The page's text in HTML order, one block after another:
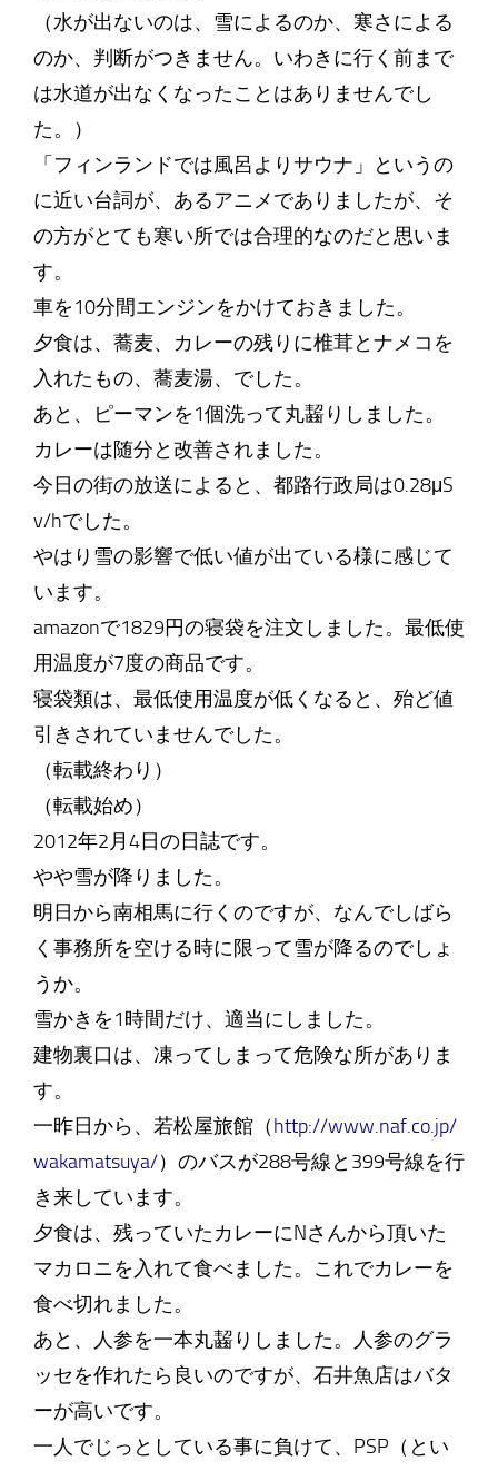
（水が出ないのは、雪によるのか、寒さによる
のか、判断がつきません。いわきに行く前まで
は水道が出なくなったことはありませんでし
た。）
「フィンランドでは風呂よりサウナ」というの
に近い台詞が、あるアニメでありましたが、そ
の方がとても寒い所では合理的なのだと思いま
す。
車を10分間エンジンをかけておきました。
夕食は、蕎麦、カレーの残りに椎茸とナメコを
入れたもの、蕎麦湯、でした。
あと、ピーマンを1個洗って丸齧りしました。
カレーは随分と改善されました。
今日の街の放送によると、都路行政局は0.28μS
v/hでした。
やはり雪の影響で低い値が出ている様に感じて
います。
amazonで1829円の寝袋を注文しました。最低使
用温度が7度の商品です。
寝袋類は、最低使用温度が低くなると、殆ど値
引きされていませんでした。
（転載終わり）
（転載始め）
2012年2月4日の日誌です。
やや雪が降りました。
明日から南相馬に行くのですが、なんでしばら
く事務所を空ける時に限って雪が降るのでしょ
うか。
雪かきを1時間だけ、適当にしました。
建物裏口は、凍ってしまって危険な所がありま
す。
一昨日から、若松屋旅館（http://www.naf.co.jp/
wakamatsuya/）のバスが288号線と399号線を行
き来しています。
夕食は、残っていたカレーにNさんから頂いた
マカロニを入れて食べました。これでカレーを
食べ切れました。
あと、人参を一本丸齧りしました。人参のグラ
ッセを作れたら良いのですが、石井魚店はバタ
ーが高いです。
一人でじっとしている事に負けて、PSP（とい